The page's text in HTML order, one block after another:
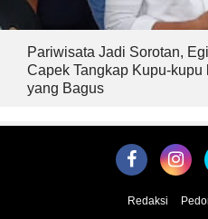
Pariwisata Jadi Sorotan,
Capek Tangkap Kupu-
yang Bagus
Redaksi